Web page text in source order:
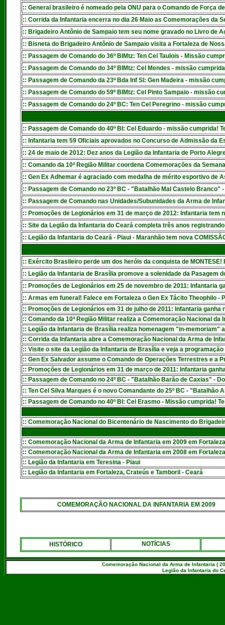
:: General brasileiro é nomeado pela ONU para o Comando de Força
:: Corrida da Infantaria encerra no dia 26 Maio as Comemorações da
:: Brigadeiro Antônio de Sampaio tem seu nome gravado no Livro de
:: Bisneta do Brigadeiro Antônio de Sampaio visita a Fortaleza de
:: Passagem de Comando do 36º BIMtz: Ten Cel Taulois - Missão
:: Passagem de Comando do 34º BIMtz: Cel Mendes - missão
:: Passagem de Comando da 23ª Bda Inf Sl: Gen Madeira - missão
:: Passagem de Comando do 59º BIMtz: Cel Pinto Sampaio - missão
:: Passagem de Comando do 24º BC: Ten Cel Peregrino - missão
:: Passagem de Comando do 40º BI: Cel Eduardo - missão cumprida!
:: Infantaria tem 59 Oficiais aprovados no Concurso de Admissão da
:: 24 de maio de 2012: Dez anos da Legião da Infantaria de Porto
:: Comando da 10ª Região Militar coordena Comemorações da
:: Gen Ex Adhemar é agraciado com medalha de mérito esportivo de
:: Passagem de Comando no 23º BC - "Batalhão Mal Castelo
:: Passagem de Comando nas Unidades/Subunidades da Arma de
:: Promoções de Legionários em 31 de março de 2012: Infantaria tem
:: Site da Legião da Infantaria do Ceará completa três anos
:: Legião da Infantaria do Ceará - Piaui - Maranhão tem nova
:: Exército Brasileiro perde um dos heróis da conquista de
:: Legião da Infantaria de Brasília promove a solenidade da Pasagem
:: Promoções de Legionários em 25 de novembro de 2011: Infantaria
:: Armas em funeral! Falece em Fortaleza o Gen Ex Tácito Theophilo -
:: Promoções de Legionários em 31 de julho de 2011: Infantaria
:: Comando da 10ª Região Militar realiza a Comemoração Nacional
:: Legião da Infantaria de Brasília realiza homenagem "in-memoriam"
:: Corrida da Infantaria abre a Comemoração Nacional da Arma de
:: Visite o site da Legião da Infantaria de Brasília e veja a
:: Gen Ex Salvador assume o Comando de Operações Terrestres e a
:: Promoções de Legionários em 31 de março de 2011: Infantaria
:: Passagem de Comando no 24º BC - "Batalhão Barão de Caxias" -
:: Ten Cel Silva Marques é o novo Comandante do 25º BC -
:: Passagem de Comando no 40º BI: Cel Erasmo - Missão cumprida!
:: Comemoração Nacional do Bicentenário de Nascimento do
:: Comemoração Nacional da Arma de Infantaria em 2009 em
:: Comemoração Nacional da Arma de Infantaria em 2008 em Fortaleza
:: Legião da Infantaria em Teresina - Piaui
:: Legião da Infantaria em Fortaleza, Crateús e Tamboril - Ceará
COMEMORAÇÃO NACIONAL DA INFANTARIA EM 2009
HISTÓRICO NOTÍCIAS
Comemoração Nacional da Arma de Infantaria (
Legião da Infantaria do